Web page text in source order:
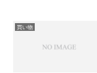
買い物